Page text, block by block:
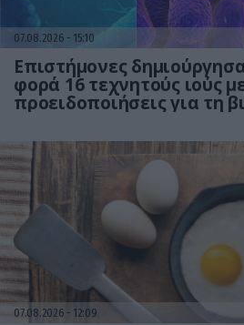
07.08.2026 15:10
Επιστήμονες
φορά 16 τεχνητούς ιούς
προειδοποιήσεις για τη
07.08.2026 12:09